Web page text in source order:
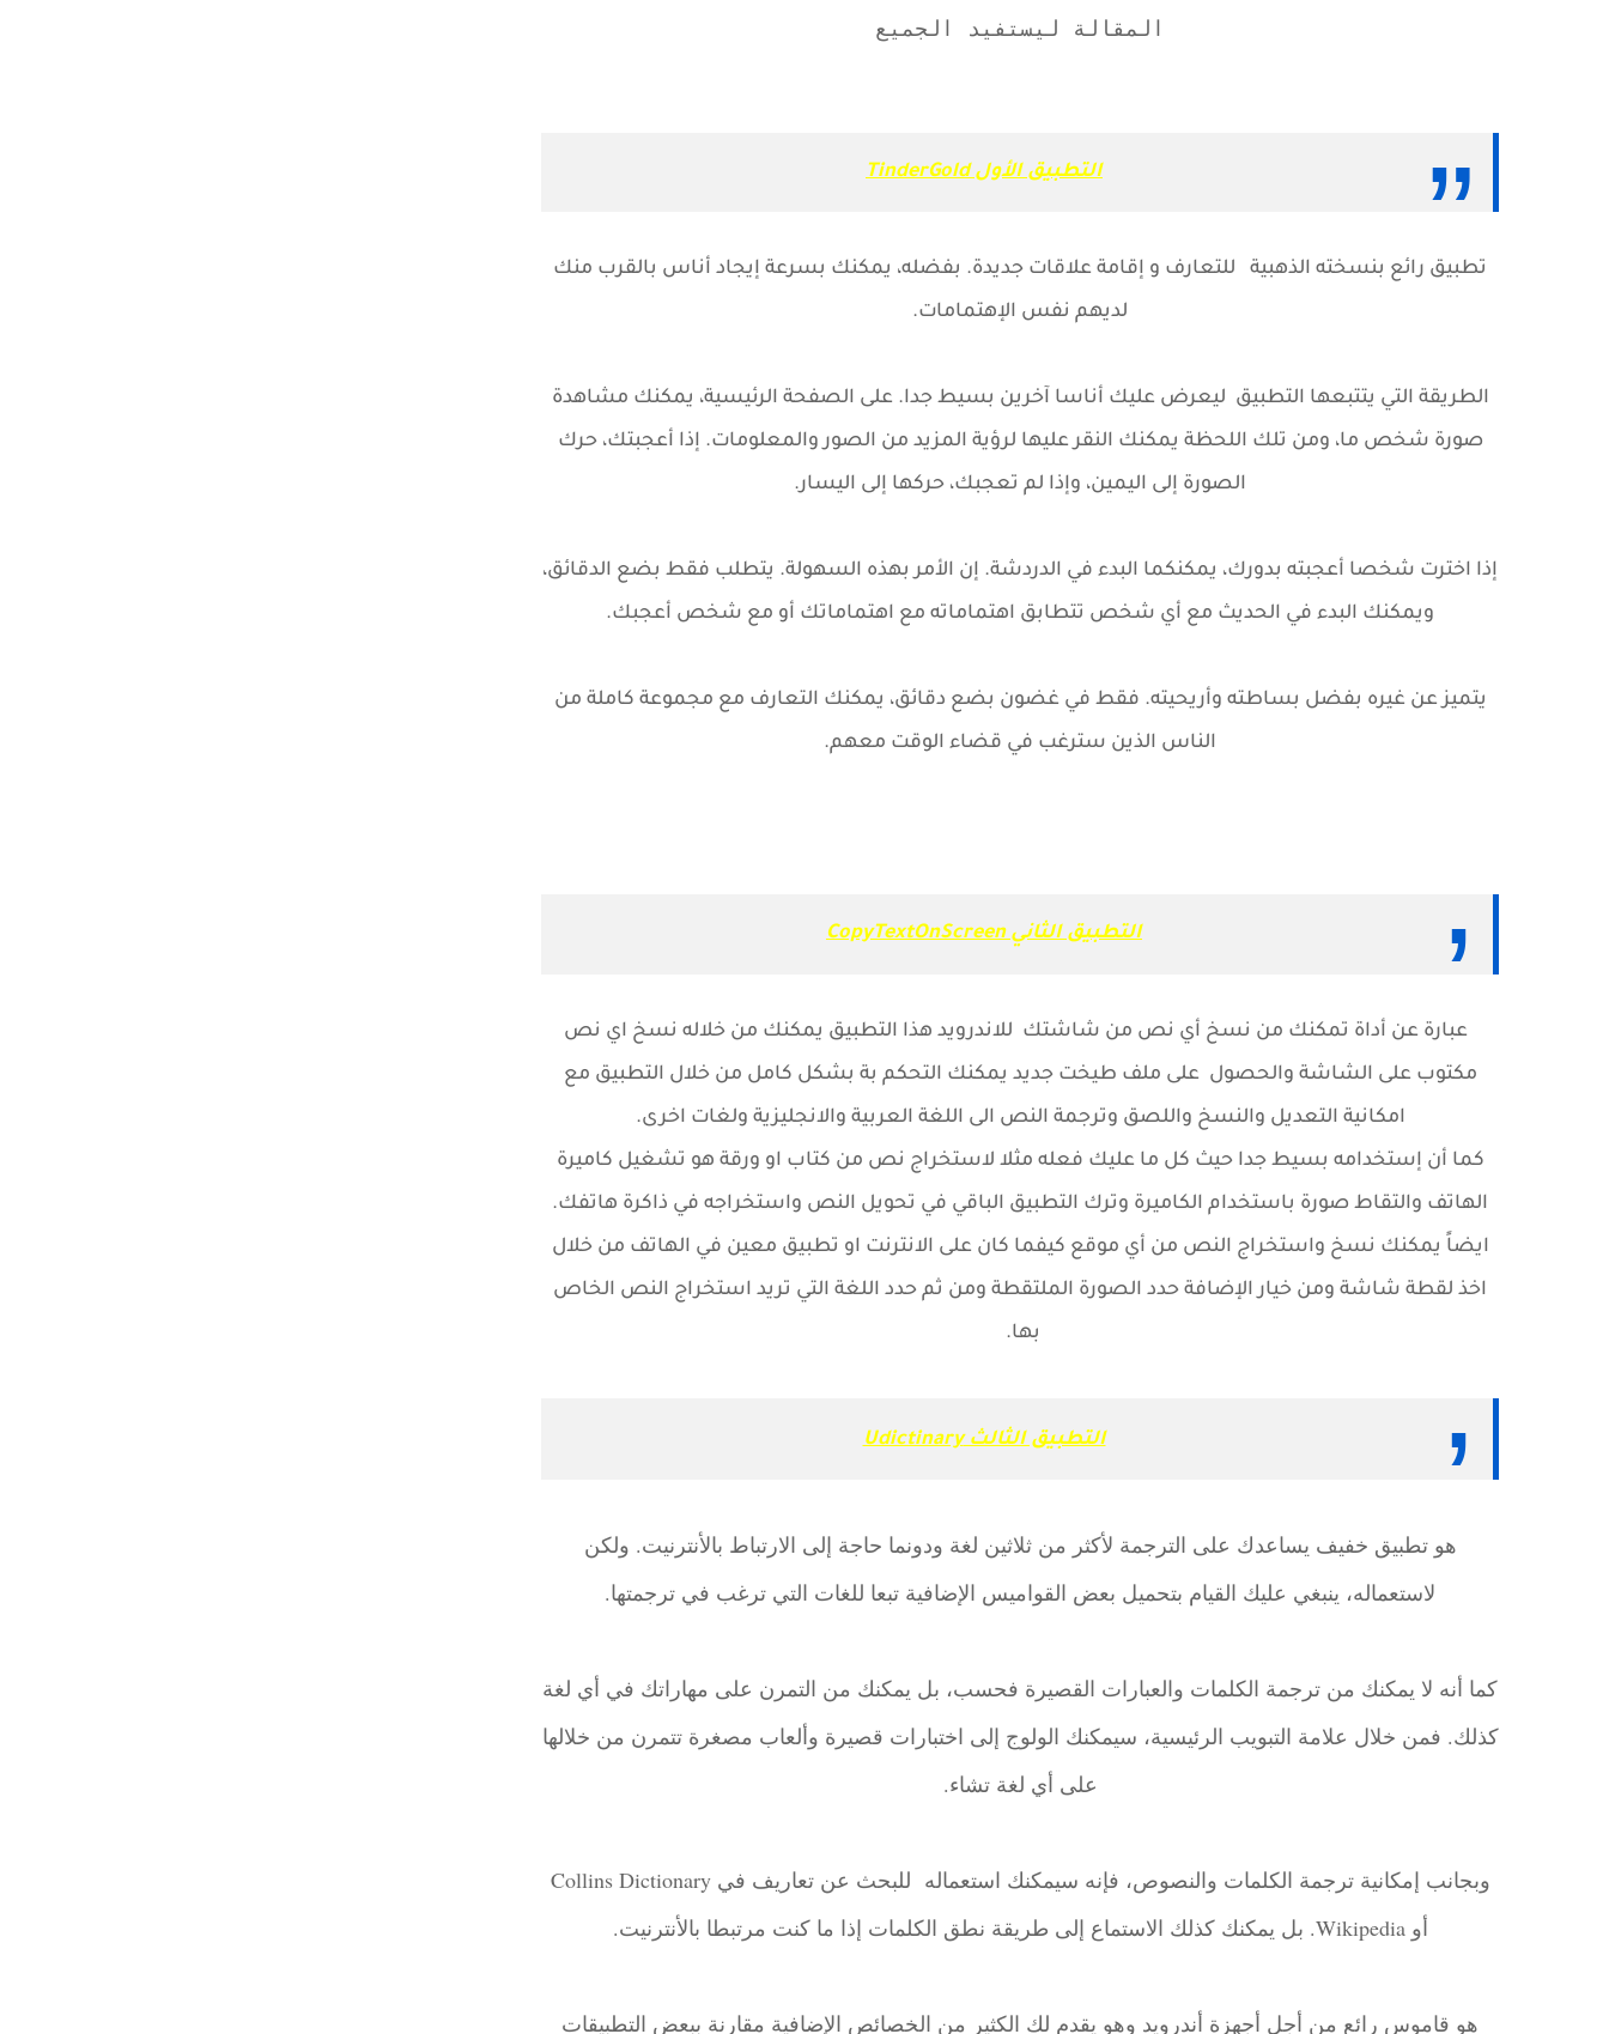
المقالة ليستفيد الجميع
التطبيق الأول TinderGold
تطبيق رائع بنسخته الذهبية للتعارف و إقامة علاقات جديدة. بفضله، يمكنك بسرعة إيجاد أناس بالقرب منك
لديهم نفس الإهتمامات.
الطريقة التي يتتبعها التطبيق ليعرض عليك أناسا آخرين بسيط جدا. على الصفحة الرئيسية، يمكنك مشاهدة
صورة شخص ما، ومن تلك اللحظة يمكنك النقر عليها لرؤية المزيد من الصور والمعلومات. إذا أعجبتك، حرك
الصورة إلى اليمين، وإذا لم تعجبك، حركها إلى اليسار.
إذا اخترت شخصا أعجبته بدورك، يمكنكما البدء في الدردشة. إن الأمر بهذه السهولة. يتطلب فقط بضع الدقائق،
ويمكنك البدء في الحديث مع أي شخص تتطابق اهتماماته مع اهتماماتك أو مع شخص أعجبك.
يتميز عن غيره بفضل بساطته وأريحيته. فقط في غضون بضع دقائق، يمكنك التعارف مع مجموعة كاملة من
الناس الذين سترغب في قضاء الوقت معهم.
التطبيق الثاني CopyTextOnScreen
عبارة عن أداة تمكنك من نسخ أي نص من شاشتك للاندرويد هذا التطبيق يمكنك من خلاله نسخ اي نص
مكتوب على الشاشة والحصول على ملف طيخت جديد يمكنك التحكم بة بشكل كامل من خلال التطبيق مع
امكانية التعديل والنسخ واللصق وترجمة النص الى اللغة العربية والانجليزية ولغات اخرى.
كما أن إستخدامه بسيط جدا حيث كل ما عليك فعله مثلا لاستخراج نص من كتاب او ورقة هو تشغيل كاميرة
الهاتف والتقاط صورة باستخدام الكاميرة وترك التطبيق الباقي في تحويل النص واستخراجه في ذاكرة هاتفك.
ايضاً يمكنك نسخ واستخراج النص من أي موقع كيفما كان على الانترنت او تطبيق معين في الهاتف من خلال
اخذ لقطة شاشة ومن خيار الإضافة حدد الصورة الملتقطة ومن ثم حدد اللغة التي تريد استخراج النص الخاص
بها.
التطبيق الثالث Udictinary
هو تطبيق خفيف يساعدك على الترجمة لأكثر من ثلاثين لغة ودونما حاجة إلى الارتباط بالأنترنيت. ولكن
لاستعماله، ينبغي عليك القيام بتحميل بعض القواميس الإضافية تبعا للغات التي ترغب في ترجمتها.
كما أنه لا يمكنك من ترجمة الكلمات والعبارات القصيرة فحسب، بل يمكنك من التمرن على مهاراتك في أي لغة
كذلك. فمن خلال علامة التبويب الرئيسية، سيمكنك الولوج إلى اختبارات قصيرة وألعاب مصغرة تتمرن من خلالها
على أي لغة تشاء.
وبجانب إمكانية ترجمة الكلمات والنصوص، فإنه سيمكنك استعماله للبحث عن تعاريف في Collins Dictionary
أو Wikipedia. بل يمكنك كذلك الاستماع إلى طريقة نطق الكلمات إذا ما كنت مرتبطا بالأنترنيت.
هو قاموس رائع من أجل أجهزة أندرويد وهو يقدم لك الكثير من الخصائص الإضافية مقارنة ببعض التطبيقات